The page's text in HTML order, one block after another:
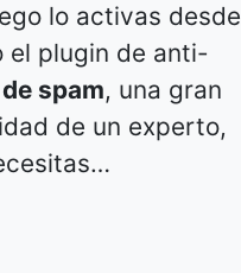
lo activas desde
el plugin de anti-
spam, una gran
de un experto,